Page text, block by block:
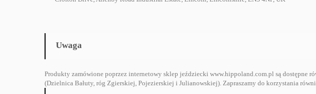
Uwaga
Produkty zamówione poprzez internetowy sklep jeździecki www.hippoland.com.pl są dostępne
(Dzielnica Bałuty, róg Zgierskiej, Pojezierskiej i Julianowskiej). Zapraszamy do korzystania